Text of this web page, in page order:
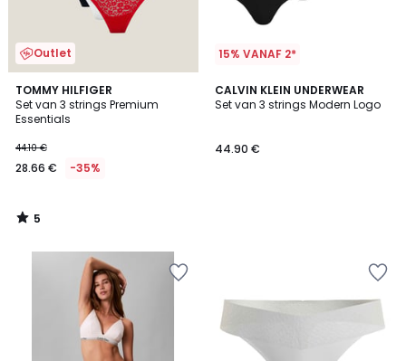
Outlet
TOMMY HILFIGER
Set van 3 strings Premium
Essentials
44.10 €
28.66 € -35%
5
/
5
5
/
15% VANAF 2*
CALVIN KLEIN UNDERWEAR
Set van 3 strings Modern Logo
44.90 €